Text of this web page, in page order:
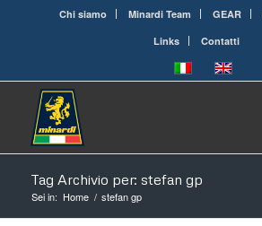
Chi siamo Minardi Team GEAR
Links
Contatti
Tag Archivio per: stefan gp
Sei in: Home / stefan gp